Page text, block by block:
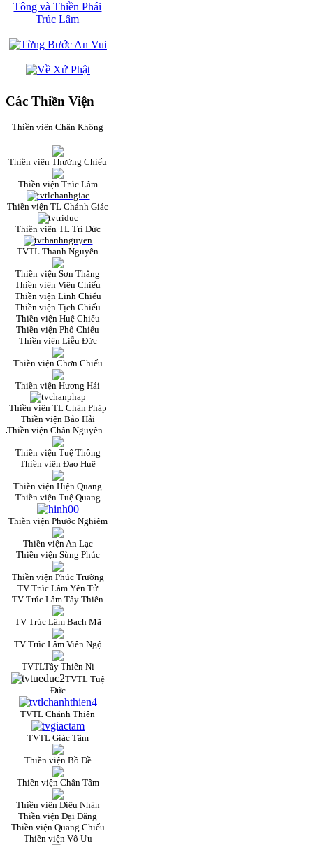
Các Thiền Viện
Thiền viện Chân Không
Thiền viện Thường Chiếu
Thiền viện Trúc Lâm
Thiền viện TL Chánh Giác
Thiền viện TL Trí Đức
TVTL Thanh Nguyên
Thiền viện Sơn Thắng
Thiền viện Viên Chiếu
Thiền viện Linh Chiếu
Thiền viện Tịch Chiếu
Thiền viện Huệ Chiếu
Thiền viện Phổ Chiếu
Thiền viện Liễu Đức
Thiền viện Chơn Chiếu
Thiền viện Hương Hải
Thiền viện TL Chân Pháp
Thiền viện Bảo Hải
Thiền viện Chân Nguyên
Thiền viện Tuệ Thông
Thiền viện Đạo Huệ
Thiền viện Hiện Quang
Thiền viện Tuệ Quang
Thiền viện Phước Nghiêm
Thiền viện An Lạc
Thiền viện Sùng Phúc
Thiền viện Phúc Trường
TV Trúc Lâm Yên Tử
TV Trúc Lâm Tây Thiên
TV Trúc Lâm Bạch Mã
TV Trúc Lâm Viên Ngộ
TVTLTây Thiên Ni
TVTL Tuệ
Đức
TVTL Chánh Thiện
TVTL Giác Tâm
Thiền viện Bồ Đề
Thiền viện Chân Tâm
Thiền viện Diệu Nhân
Thiền viện Đại Đăng
Thiền viện Quang Chiếu
Thiền viện Vô Ưu